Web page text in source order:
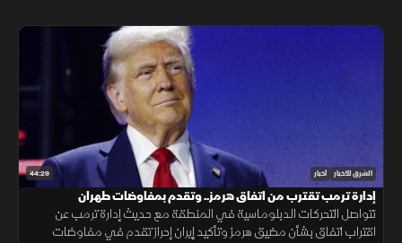
44:29 الشرق للأخبار أخبار
إدارة ترمب تقترب من اتفاق هرمز.. وتقدم بمفاوضات طهران
تتواصل التحركات الدبلوماسية في المنطقة مع حديث إدارة ترمب عن
اقتراب اتفاق بشأن مضيق هرمز وتأكيد إيران إحراز تقدم في مفاوضات